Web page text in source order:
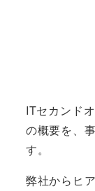
ITセカンド
の概要を、
す。
弊社からヒ